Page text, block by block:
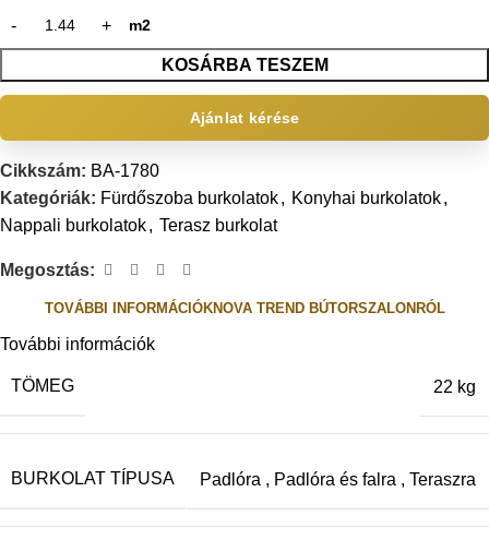
m2
KOSÁRBA TESZEM
Ajánlat kérése
Cikkszám: BA-1780
Kategóriák: Fürdőszoba burkolatok, Konyhai burkolatok,
Nappali burkolatok, Terasz burkolat
Megosztás:
TOVÁBBI INFORMÁCIÓKNOVA TREND BÚTORSZALONRÓL
További információk
TÖMEG 22 kg
BURKOLAT TÍPUSA Padlóra , Padlóra és falra , Teraszra